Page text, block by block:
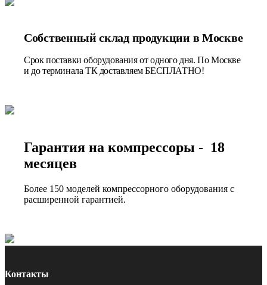
Собственный склад продукции в Москве
Срок поставки оборудования от одного дня. По Москве
и до терминала ТК доставляем БЕСПЛАТНО!
Гарантия на компрессоры - 18
месяцев
Более 150 моделей компрессорного оборудования с
расширенной гарантией.
Контакты